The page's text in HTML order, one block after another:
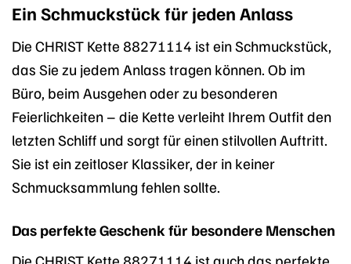
Ein Schmuckstück für jeden Anlass
Die CHRIST Kette 88271114 ist ein Schmuckstück,
das Sie zu jedem Anlass tragen können. Ob im
Büro, beim Ausgehen oder zu besonderen
Feierlichkeiten – die Kette verleiht Ihrem Outfit den
letzten Schliff und sorgt für einen stilvollen Auftritt.
Sie ist ein zeitloser Klassiker, der in keiner
Schmucksammlung fehlen sollte.
Das perfekte Geschenk für besondere Menschen
Die CHRIST Kette 88271114 ist auch das perfekte